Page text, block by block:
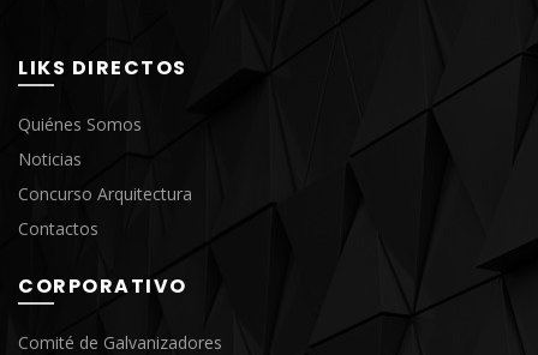
LIKS DIRECTOS
Quiénes Somos
Noticias
Concurso Arquitectura
Contactos
CORPORATIVO
Comité de Galvanizadores